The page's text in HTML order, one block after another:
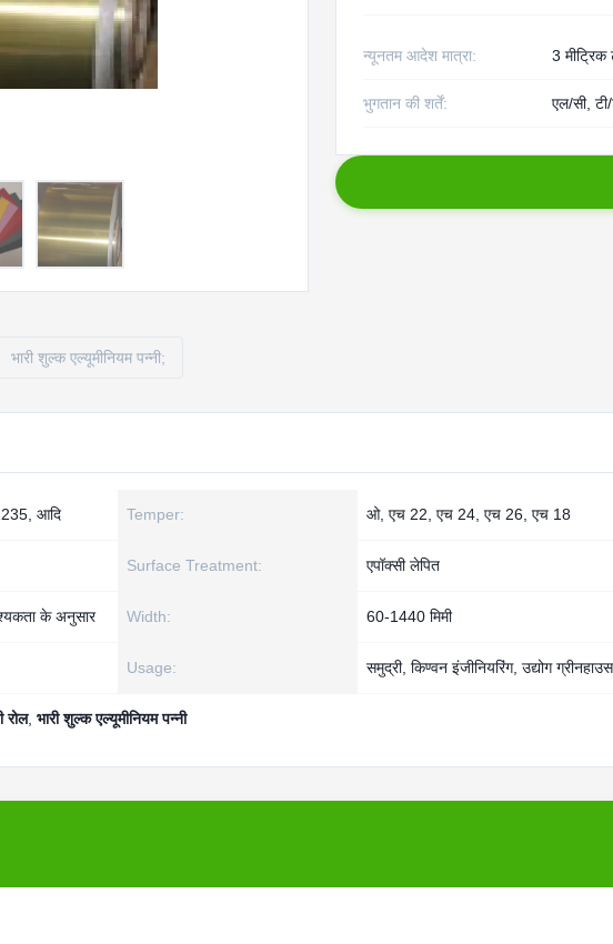
न्यूनतम आदेश मात्रा: 3 मीट्रिक
भुगतान की शर्तें: एल/सी, टी/
भारी शुल्क एल्यूमीनियम पन्नी;
आदि Temper: ओ, एच 22, एच 24, एच 26, एच 18
Surface Treatment: एपॉक्सी लेपित
के अनुसार Width: 60-1440 मिमी
Usage: समुद्री, किण्वन इंजीनियरिंग, उद्योग
रोल, भारी शुल्क एल्यूमीनियम पन्नी